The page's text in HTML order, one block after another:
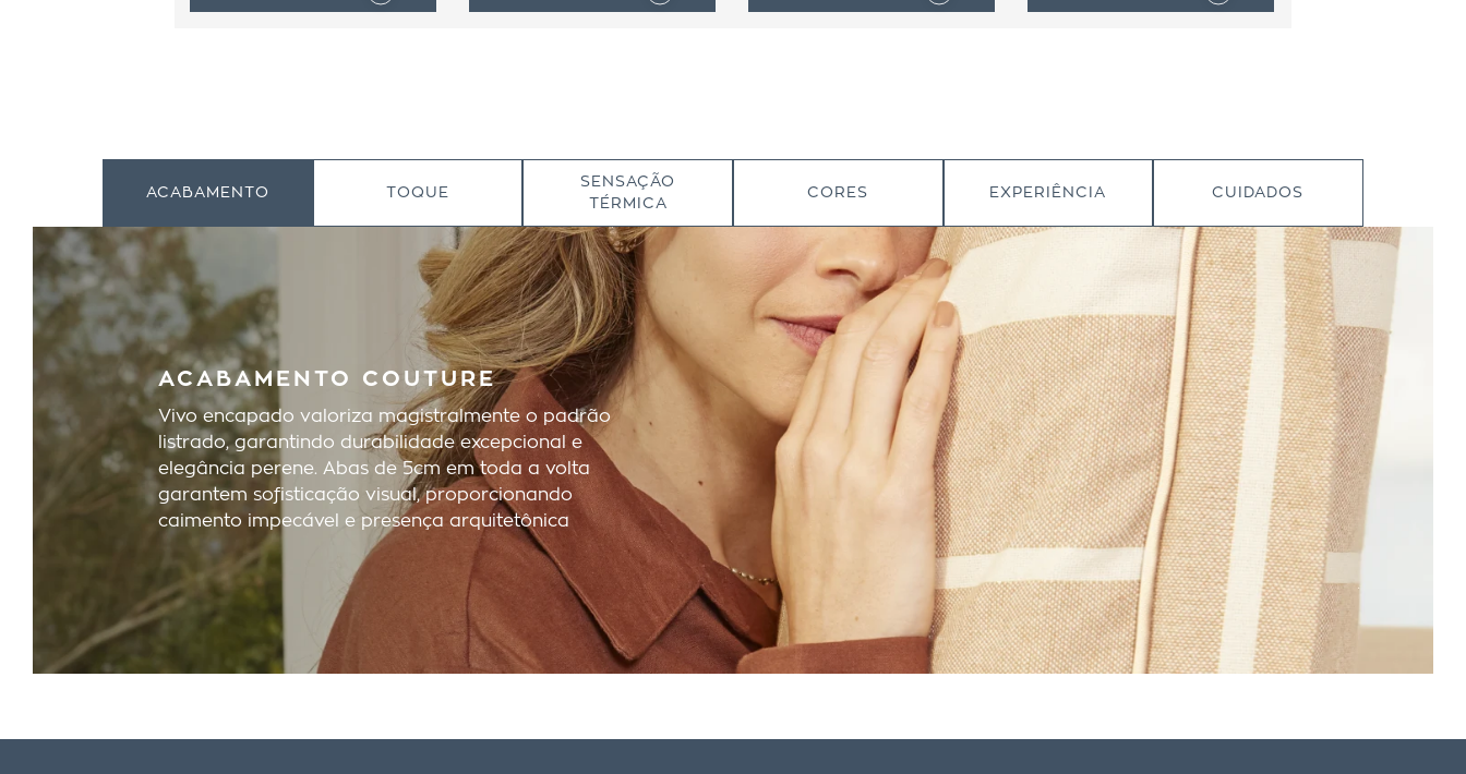
ACABAMENTO TOQUE
SENSAÇÃO
TÉRMICA
CORES EXPERIÊNCIA CUIDADOS
ACABAMENTO COUTURE
Vivo encapado valoriza magistralmente o padrão
listrado, garantindo durabilidade excepcional e
elegância perene. Abas de 5cm em toda a volta
garantem sofisticação visual, proporcionando
caimento impecável e presença arquitetônica